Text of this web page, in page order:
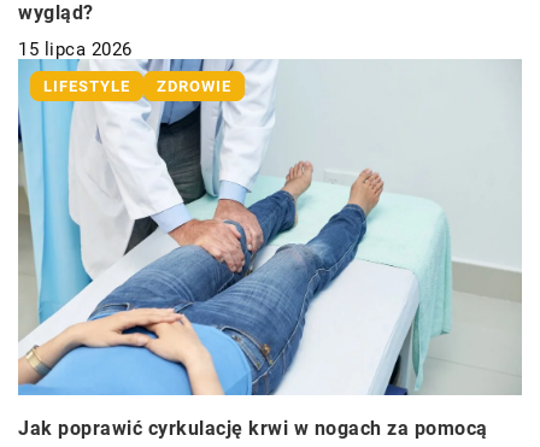
wygląd?
15 lipca 2026
LIFESTYLE ZDROWIE
Jak poprawić cyrkulację krwi w nogach za pomocą